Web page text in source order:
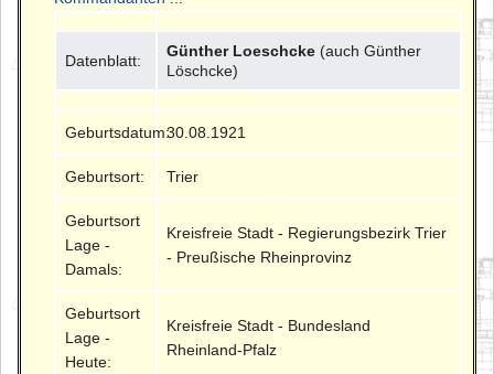
Datenblatt:
Günther Loeschcke (auch Günther
Löschcke)
Geburtsdatum:30.08.1921
Geburtsort: Trier
Geburtsort
Lage -
Damals:
Kreisfreie Stadt - Regierungsbezirk Trier
- Preußische Rheinprovinz
Geburtsort
Lage -
Heute:
Kreisfreie Stadt - Bundesland
Rheinland-Pfalz